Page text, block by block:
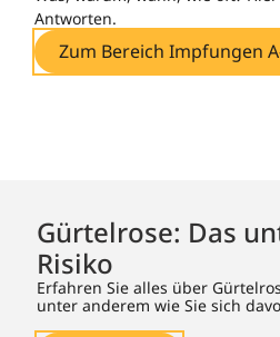
Antworten.
Zum Bereich Impfungen
Gürtelrose: Das
Risiko
Erfahren Sie alles über
unter anderem wie Sie sich